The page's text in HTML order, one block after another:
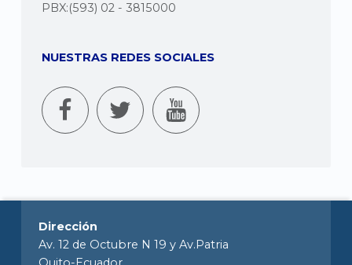
PBX:(593) 02 - 3815000
NUESTRAS REDES SOCIALES
Dirección
Av. 12 de Octubre N 19 y Av.Patria